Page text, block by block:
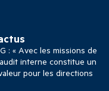
: « Avec les missions de
interne constitue un
pour les directions